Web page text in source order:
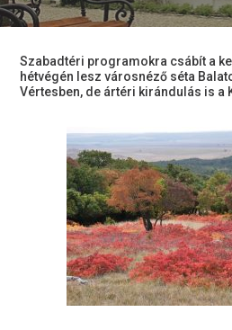
Szabadtéri programokra csábít a
hétvégén lesz városnéző séta
Vértesben, de ártéri kirándulás is a